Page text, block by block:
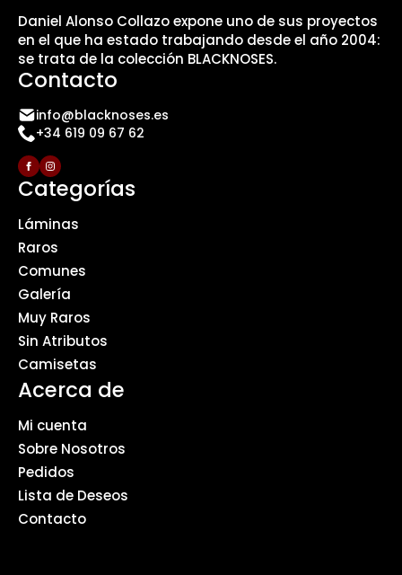
Daniel Alonso Collazo expone uno de sus proyectos
en el que ha estado trabajando desde el año 2004:
se trata de la colección BLACKNOSES.
Contacto
info@blacknoses.es
+34 619 09 67 62
Categorías
Láminas
Raros
Comunes
Galería
Muy Raros
Sin Atributos
Camisetas
Acerca de
Mi cuenta
Sobre Nosotros
Pedidos
Lista de Deseos
Contacto